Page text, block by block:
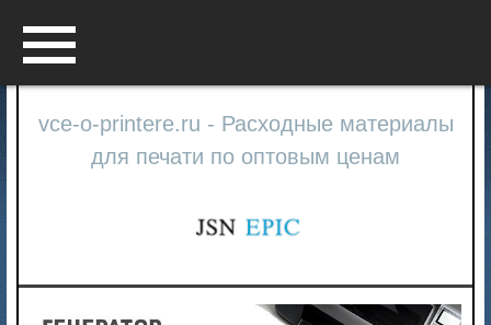
vce-o-printere.ru - Расходные материалы
для печати по оптовым ценам